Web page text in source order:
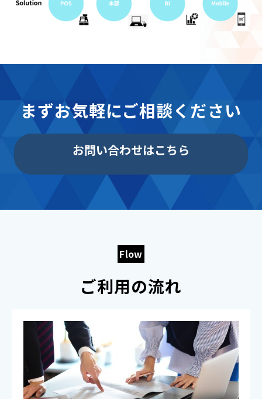
まずお気軽にご相談ください
お問い合わせはこちら
Flow
ご利用の流れ